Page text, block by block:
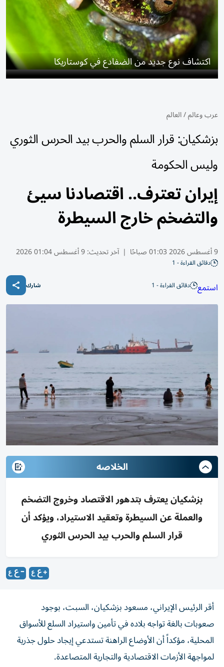
اكتشاف نوع جديد من الضفادع في كوستاريكا
عرب وعالم/العالم
بزشكيان: قرار السلم والحرب بيد الحرس الثوري
وليس الحكومة
إيران تعترف.. اقتصادنا سيئ
والتضخم خارج السيطرة
9 أغسطس 2026 01:03 صباحًا | آخر تحديث:9 أغسطس 01:04 2026
دقائق القراءة - 1
استمع دقائق القراءة - 1 شارك
الخلاصه
بزشكيان يعترف بتدهور الاقتصاد وخروج التضخم
والعملة عن السيطرة وتعقيد الاستيراد، ويؤكد أن
قرار السلم والحرب بيد الحرس الثوري
أقر الرئيس الإيراني، مسعود بزشكيان، السبت، بوجود
صعوبات بالغة تواجه بلاده في تأمين واستيراد السلع للأسواق
المحلية، مؤكداً أن الأوضاع الراهنة تستدعي إيجاد حلول جذرية
لمواجهة الأزمات الاقتصادية والتجارية المتصاعدة.